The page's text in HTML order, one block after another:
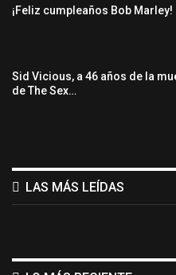
¡Feliz cumpleaños Bob Marley!
Sid Vicious, a 46 años de la
de The Sex…
LAS MÁS LEÍDAS